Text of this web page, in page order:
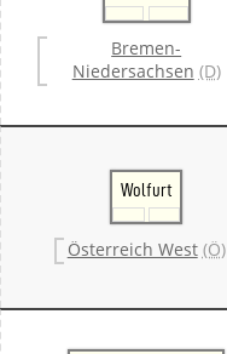
Bremen-
Niedersachsen (D)
Wolfurt
Österreich West (Ö)